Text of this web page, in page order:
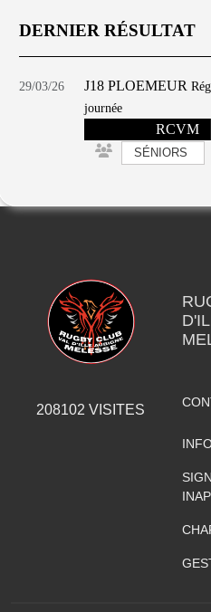
DERNIER RÉSULTAT
29/03/26 J18 PLOEMEUR
journée
RCVM
SÉNIORS
208102 VISITES